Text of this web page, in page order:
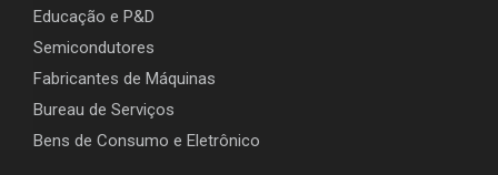
Educação e P&D
Semicondutores
Fabricantes de Máquinas
Bureau de Serviços
Bens de Consumo e Eletrônico